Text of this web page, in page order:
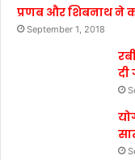
प्रणब और शिबनाथ ने
September 1, 2018